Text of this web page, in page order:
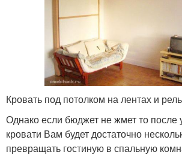
Кровать под потолком на лентах и
Однако если бюджет не жмет то после
кровати Вам будет достаточно
превращать гостиную в спальную